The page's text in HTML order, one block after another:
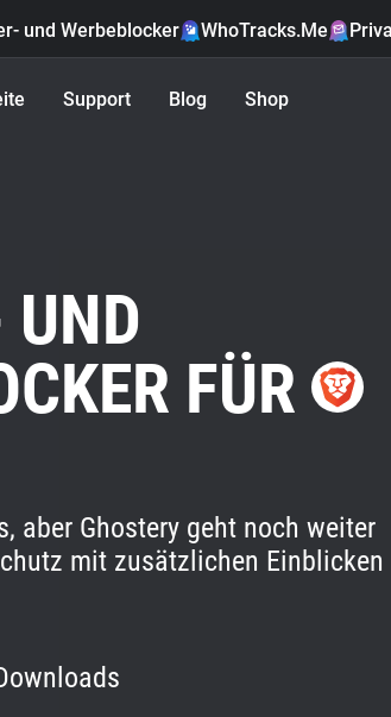
und Werbeblocker WhoTracks.Me
Support Blog Shop
FÜR
aber Ghostery geht noch weiter
mit zusätzlichen Einblicken